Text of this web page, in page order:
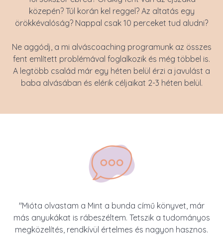
közepén? Túl korán kel reggel? Az altatás egy
örökkévalóság? Nappal csak 10 perceket tud aludni?
Ne aggódj, a mi alváscoaching programunk az összes
fent említett problémával foglalkozik és még többel is.
A legtöbb család már egy héten belül érzi a javulást a
baba alvásában és elérik céljaikat 2-3 héten belül.
"Mióta olvastam a Mint a bunda című könyvet, már
más anyukákat is rábeszéltem. Tetszik a tudományos
megközelítés, rendkívül értelmes és nagyon hasznos.